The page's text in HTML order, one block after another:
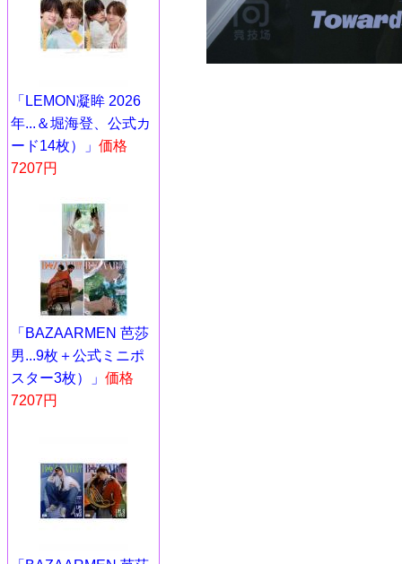
「LEMON凝眸 2026
年...＆堀海登、公式カ
ード14枚）」 価格
7207円
「BAZAARMEN 芭莎
男...9枚＋公式ミニポ
スター3枚）」 価格
7207円